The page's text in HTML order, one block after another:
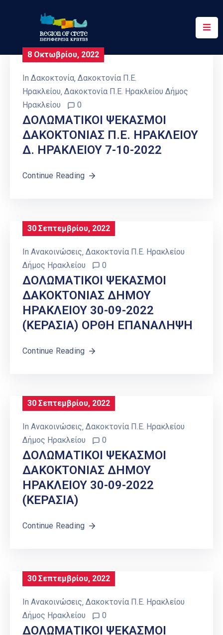
Περιφέρεια
Έργα
Ψηφιακές
Υπηρεσίες
8 Οκτωβρίου, 2022
In Δακοκτονία‚ Δακοκτονία Π.Ε.
Ηρακλείου‚ Δακοκτονία Π.Ε. Ηρακλείου Δήμος
Ηρακλείου
0
ΔΟΛΩΜΑΤΙΚΟΙ ΨΕΚΑΣΜΟΙ
ΔΑΚΟΚΤΟΝΙΑΣ Π.Ε. ΗΡΑΚΛΕΙΟΥ
Δ. ΗΡΑΚΛΕΙΟΥ 7-10-2022
Continue Reading
30 Σεπτεμβρίου, 2022
In Ανακοινώσεις Δακοκτονία Π.Ε. Ηρακλείου
Δήμος Ηρακλείου
0
ΔΟΛΩΜΑΤΙΚΟΙ ΨΕΚΑΣΜΟΙ
ΔΑΚΟΚΤΟΝΙΑΣ ΔΗΜΟΥ
ΗΡΑΚΛΕΙΟΥ 30-09-2022
(ΚΕΡΑΣΙΑ) ΟΡΘΗ ΕΠΑΝΑΛΗΨΗ
Continue Reading
30 Σεπτεμβρίου, 2022
In Ανακοινώσεις‚ Δακοκτονία Π.Ε. Ηρακλείου
Δήμος Ηρακλείου
0
ΔΟΛΩΜΑΤΙΚΟΙ ΨΕΚΑΣΜΟΙ
ΔΑΚΟΚΤΟΝΙΑΣ ΔΗΜΟΥ
ΗΡΑΚΛΕΙΟΥ 30-09-2022
(ΚΕΡΑΣΙΑ)
Continue Reading
30 Σεπτεμβρίου, 2022
In Ανακοινώσεις‚ Δακοκτονία Π.Ε. Ηρακλείου
Δήμος Ηρακλείου
0
ΔΟΛΩΜΑΤΙΚΟΙ ΨΕΚΑΣΜΟΙ